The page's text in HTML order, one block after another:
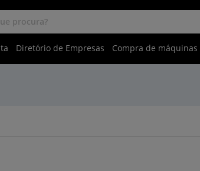
Diretório de Empresas Compra de máquinas